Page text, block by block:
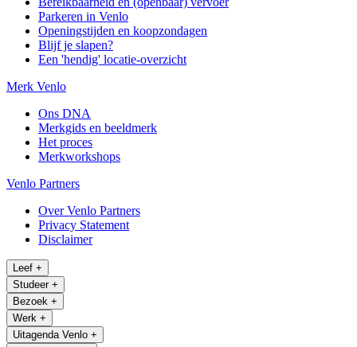
Parkeren in Venlo
Openingstijden en koopzondagen
Blijf je slapen?
Een 'hendig' locatie-overzicht
Merk Venlo
Ons DNA
Merkgids en beeldmerk
Het proces
Merkworkshops
Venlo Partners
Over Venlo Partners
Privacy Statement
Disclaimer
Leef +
Studeer +
Bezoek +
Werk +
Uitagenda Venlo +